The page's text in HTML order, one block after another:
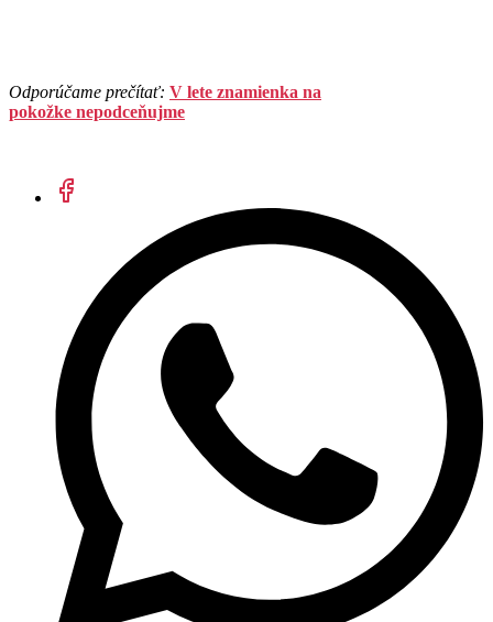
Odporúčame prečítať: V lete znamienka na
pokožke nepodceňujme